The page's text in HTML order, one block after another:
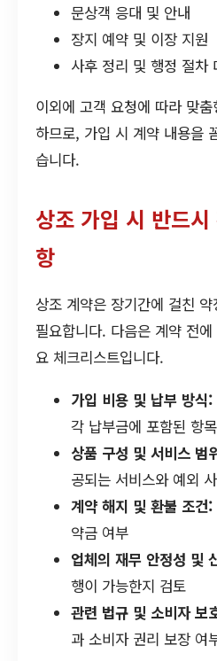
문상객 응대 및 안내
장지 예약 및 이장 지원
사후 정리 및 행정 절차
이외에 고객 요청에 따라 맞
하므로, 가입 시 계약 내용을
습니다.
상조 가입 시 반드
항
상조 계약은 장기간에 걸친
필요합니다. 다음은 계약 전
요 체크리스트입니다.
가입 비용 및 납부 방식:
각 납부금에 포함된 항
상품 구성 및 서비스 범
공되는 서비스와 예외
계약 해지 및 환불 조건:
약금 여부
업체의 재무 안정성 및
행이 가능한지 검토
관련 법규 및 소비자 보
과 소비자 권리 보장 여